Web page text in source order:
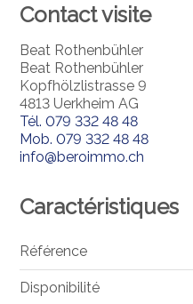
Contact visite
Beat Rothenbühler
Beat Rothenbühler
Kopfhölzlistrasse 9
4813 Uerkheim AG
Tél.079 332 48 48
Mob.079 332 48 48
info@beroimmo.ch
Caractéristiques
Référence
Disponibilité